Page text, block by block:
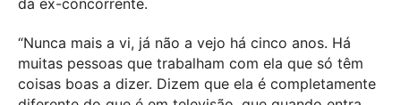
da ex-concorrente.
“Nunca mais a vi, já não a vejo há cinco anos. Há
muitas pessoas que trabalham com ela que só têm
coisas boas a dizer. Dizem que ela é completamente